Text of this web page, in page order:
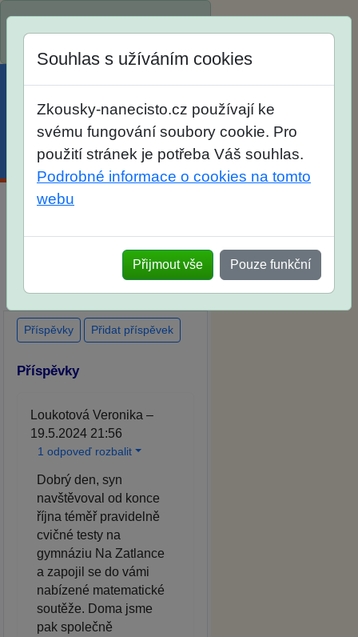
Menu Účet Košík
po skutečných přijímacích
zkouškách
Souhlas s užíváním cookies
Zkousky-nanecisto.cz používají ke
svému fungování soubory cookie. Pro
použití stránek je potřeba Váš souhlas.
Podrobné informace o cookies na tomto
webu
Přijmout vše Pouze funkční
Příspěvky Přidat příspěvek
Příspěvky
Loukotová Veronika –
19.5.2024 21:56
1 odpoveď rozbalit
Dobrý den, syn
navštěvoval od konce
října téměř pravidelně
cvičné testy na
gymnáziu Na Zatlance
a zapojil se do vámi
nabízené matematické
soutěže. Doma jsme
pak společně